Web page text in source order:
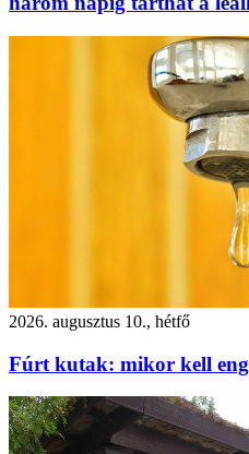
2026. augusztus 10., hétfő
Fúrt kutak: mikor kell